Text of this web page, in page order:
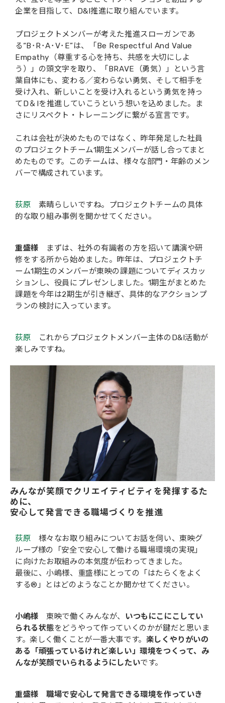
企業を目指して、D&I推進に取り組んでいます。
プロジェクトメンバーが考えた推進スローガンであ
る“B･R･A･V･E”は、「Be Respectful And Value
Empathy（尊重する心を持ち、共感を大切にしよ
う）」の頭文字を取り、「BRAVE（勇気）」という言
葉自体にも、変わる／変わらない勇気、そして相手を
受け入れ、新しいことを受け入れるという勇気を持っ
てD＆Iを推進していこうという想いを込めました。ま
さにリスペクト・トレーニングに繋がる宣言です。
これは会社が決めたものではなく、昨年発足した社員
のプロジェクトチーム1期生メンバーが話し合ってまと
めたものです。このチームは、様々な部門・年齢のメン
バーで構成されています。
荻原 素晴らしいですね。プロジェクトチームの具体
的な取り組み事例を聞かせてください。
重盛様 まずは、社外の有識者の方を招いて講演や研
修をする所から始めました。昨年は、プロジェクトチ
ーム1期生のメンバーが東映の課題についてディスカッ
ションし、役員にプレゼンしました。1期生がまとめた
課題を今年は2期生が引き継ぎ、具体的なアクションプ
ランの検討に入っています。
荻原 これからプロジェクトメンバー主体のD&I活動が
楽しみですね。
みんなが笑顔でクリエイティビティを発揮するた
めに、
安心して発言できる職場づくりを推進
荻原 様々なお取り組みについてお話を伺い、東映グ
ループ様の「安全で安心して働ける職場環境の実現」
に向けたお取組みの本気度が伝わってきました。
最後に、小嶋様、重盛様にとっての「はたらくをよく
する®」とはどのようなことか聞かせてください。
小嶋様 東映で働くみんなが、 いつもにこにこしてい
られる状態をどうやって作っていくのかが鍵だと思いま
す。楽しく働くことが一番大事です。 楽しくやりがいの
ある「頑張っているけれど楽しい」環境をつくって、み
んなが笑顔でいられるようにしたいです。
重盛様
職場で安心して発言できる環境を作っていき